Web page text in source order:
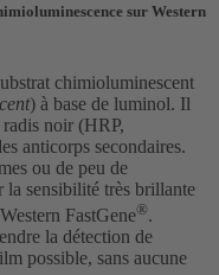
sur Western
chimioluminescent
) à base de luminol. Il
noir (HRP,
anticorps secondaires.
ou de peu de
la sensibilité très brillante
FastGene®.
la détection de
possible, sans aucune